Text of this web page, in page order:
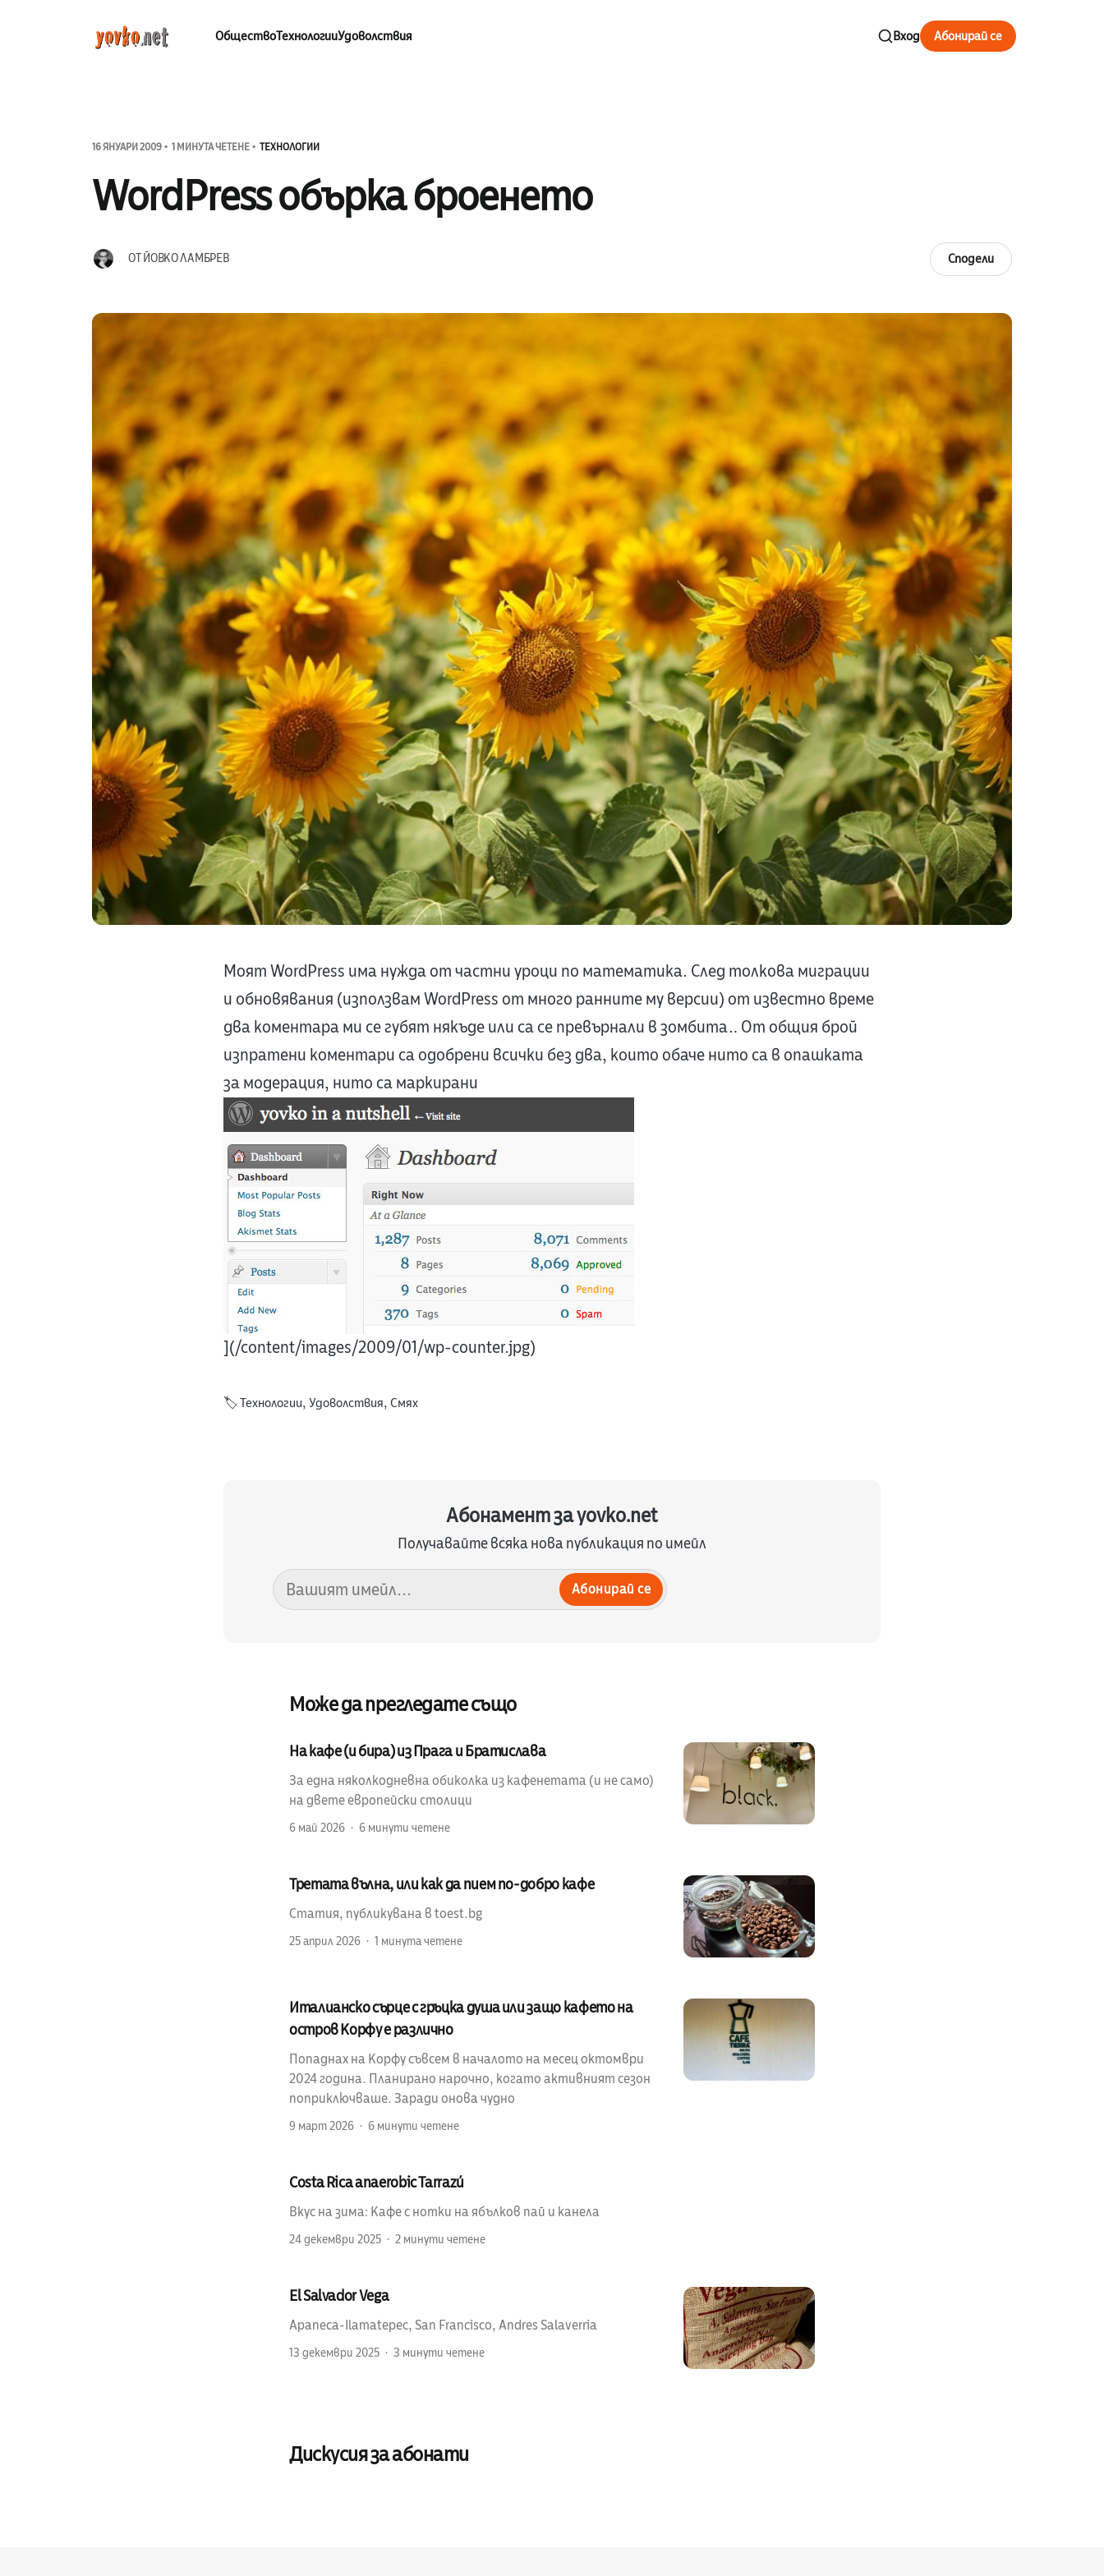
ОбществоТехнологииУдоволствия Вход Абонирай се
16 ЯНУАРИ 2009 1 МИНУТА ЧЕТЕНЕ ТЕХНОЛОГИИ
WordPress обърка броенето
ОТЙОВКО ЛАМБРЕВ Сподели
Моят WordPress има нужда от частни уроци по математика. След толкова миграции
и обновявания (използвам WordPress от много ранните му версии) от известно време
два коментара ми се губят някъде или са се превърнали в зомбита… От общия брой
изпратени коментари са одобрени всички без два, които обаче нито са в опашката
за модерация, нито са маркирани
](/content/images/2009/01/wp-counter.jpg)
🏷️Технологии,Удоволствия,Смях
Абонамент за yovko.net
Получавайте всяка нова публикация по имейл
Абонирай се
Може да прегледате също
На кафе (и бира) из Прага и Братислава
За една няколкодневна обиколка из кафенетата (и не само)
на двете европейски столици
6 май 2026 6 минути четене
Третата вълна, или как да пием по-добро кафе
Статия, публикувана в toest.bg
25 април 2026 1 минута четене
Италианско сърце с гръцка душа или защо кафето на
остров Корфу е различно
Попаднах на Корфу съвсем в началото на месец октомври
2024 година. Планирано нарочно, когато активният сезон
поприключваше. Заради онова чудно
9 март 2026 6 минути четене
Costa Rica anaerobic Tarrazú
Вкус на зима: Кафе с нотки на ябълков пай и канела
24 декември 2025 2 минути четене
El Salvador Vega
Apaneca-Ilamatepec, San Francisco, Andres Salaverria
13 декември 2025 3 минути четене
Дискусия за абонати